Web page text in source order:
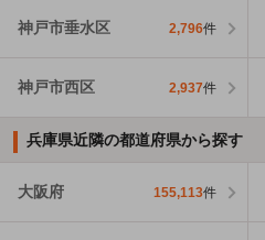
神戸市垂水区 2,796件
神戸市西区 2,937件
兵庫県近隣の都道府県から探す
大阪府 155,113件